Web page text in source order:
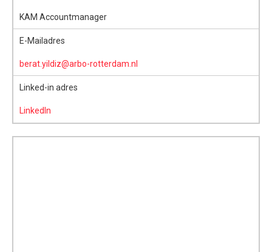
KAM Accountmanager
E-Mailadres
berat.yildiz@arbo-rotterdam.nl
Linked-in adres
LinkedIn